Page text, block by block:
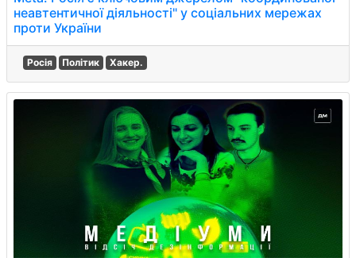
неавтентичної діяльності" у соціальних мережах
проти України
Росія Політик Хакер.